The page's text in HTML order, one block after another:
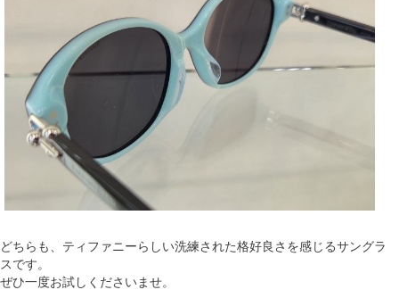
どちらも、ティファニーらしい洗練された格好良さを感じるサングラ
スです。
ぜひ一度お試しくださいませ。